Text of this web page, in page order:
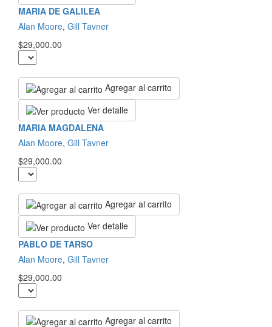
MARIA DE GALILEA
Alan Moore, Gill Tavner
$29,000.00
Agregar al carrito
Ver detalle
MARIA MAGDALENA
Alan Moore, Gill Tavner
$29,000.00
Agregar al carrito
Ver detalle
PABLO DE TARSO
Alan Moore, Gill Tavner
$29,000.00
Agregar al carrito